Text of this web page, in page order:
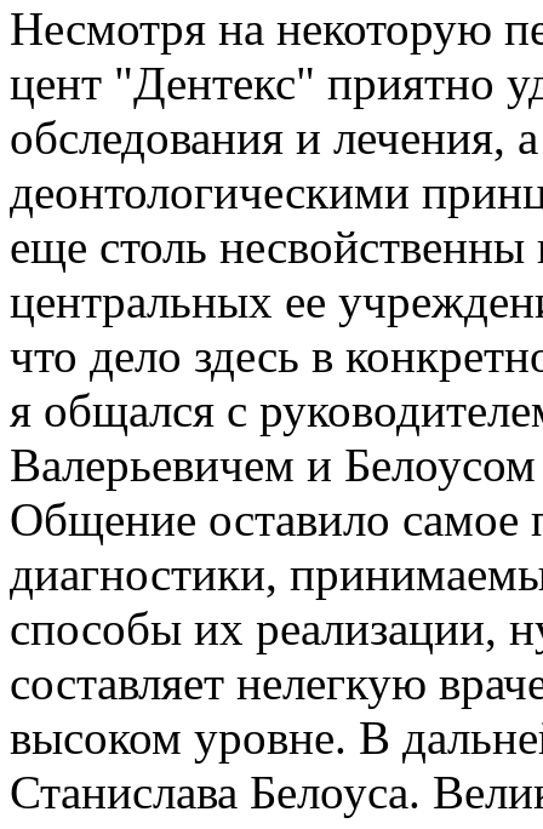
Несмотря на некоторую
цент "Дентекс" приятно
обследования и лечения,
деонтологическими
еще столь
центральных ее
что дело здесь в
я общался с
Валерьевичем и
Общение оставило самое
диагностики,
способы их реализации,
составляет нелегкую
высоком уровне. В
Станислава Белоуса.